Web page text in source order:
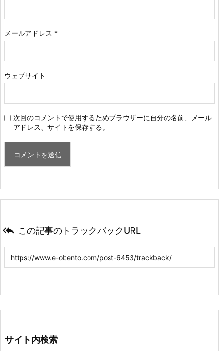
メールアドレス *
ウェブサイト
次回のコメントで使用するためブラウザーに自分の名前、メール
アドレス、サイトを保存する。
 この記事のトラックバックURL
サイト内検索